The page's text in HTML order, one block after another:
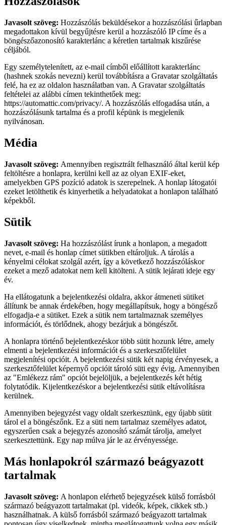
Javasolt szöveg: Hozzászólás beküldésekor a hozzászólási űrlapban
megadottakon kívül begyűjtésre kerül a hozzászóló IP címe és a
böngészőazonosító karakterlánc a kéretlen tartalmak kiszűrése
céljából.
Egy személytelenített, az e-mail címből előállított karakterlánc
(hashnek szokás nevezni) kerül továbbításra a Gravatar szolgáltatás
felé, ha ez az oldalon használatban van. A Gravatar szolgáltatás
feltételei az alábbi címen tekinthetőek meg:
https://automattic.com/privacy/. A hozzászólás elfogadása után, a
hozzászólásunk tartalma és a profil képünk is megjelenik
nyilvánosan.
Média
Javasolt szöveg: Amennyiben regisztrált felhasználó által kerül kép
feltöltésre a honlapra, kerülni kell az az olyan EXIF-eket,
amelyekben GPS pozíció adatok is szerepelnek. A honlap látogatói
ezeket letölthetik és kinyerhetik a helyadatokat a honlapon található
képekből.
Sütik
Javasolt szöveg: Ha hozzászólást írunk a honlapon, a megadott
nevet, e-mail és honlap címet sütikben eltároljuk. A tárolás a
kényelmi célokat szolgál azért, így a következő hozzászóláskor
ezeket a mező adatokat nem kell kitölteni. A sütik lejárati ideje egy
év.
Ha ellátogatunk a bejelentkezési oldalra, akkor átmeneti sütiket
állítunk be annak érdekében, hogy megállapítsuk, hogy a böngésző
elfogadja-e a sütiket. Ezek a sütik nem tartalmaznak személyes
információt, és törlődnek, ahogy bezárjuk a böngészőt.
A honlapra történő bejelentkezéskor több sütit hozunk létre, amely
elmenti a bejelentkezési információt és a szerkesztőfelület
megjelenítési opcióit. A bejelentkezési sütik két napig érvényesek, a
szerkesztőfelület képernyő opcióit tároló süti egy évig. Amennyiben
az "Emlékezz rám" opciót bejelöljük, a bejelentkezés két hétig
folytatódik. Kijelentkezéskor a bejelentkezési sütik eltávolításra
kerülnek.
Amennyiben bejegyzést vagy oldalt szerkesztünk, egy újabb sütit
tárol el a böngészőnk. Ez a süti nem tartalmaz személyes adatot,
egyszerűen csak a bejegyzés azonosító számát tárolja, amelyet
szerkesztettünk. Egy nap múlva jár le az érvényessége.
Más honlapokról származó beágyazott
tartalmak
Javasolt szöveg: A honlapon elérhető bejegyzések külső forrásból
származó beágyazott tartalmakat (pl. videók, képek, cikkek stb.)
használhatnak. A külső forrásból származó beágyazott tartalmak